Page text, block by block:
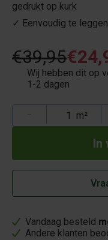
gedrukt op kurk
✓ Eenvoudig te
€39,95
Wij hebben dit op
1-2 dagen
m²
Vandaag besteld
Andere klanten